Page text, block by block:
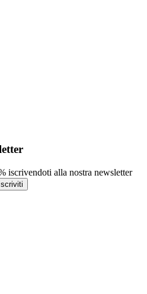
iscrivendoti alla nostra newsletter
Iscriviti